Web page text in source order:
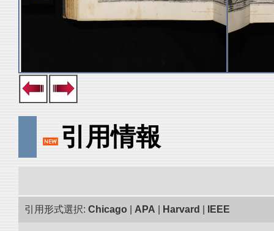
引用情報
引用形式選択: Chicago APA Harvard IEEE